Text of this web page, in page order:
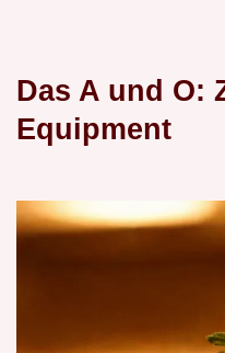
Das A und O:
Equipment